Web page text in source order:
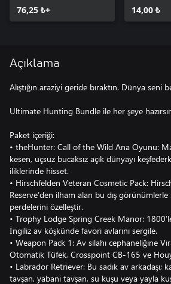
76,25 ₺+
Windows
14,00 ₺
Açıklama
Alıştığın araziyi geride bıraktın. Dünya seni
Ultimate Hunting Bundle ile her şeye
Paket içeriği:
• theHunter: Call of the Wild Ana Oyunu:
kesen, uçsuz bucaksız açık dünyayı
iliklerinde hisset.
• Hirschfelden Veteran Cosmetic Pack:
Reserve’den ilham alan bu dış görünümlerle
perdelerini özelleştir.
• Trophy Lodge Spring Creek Manor:
İngiliz av köşkünde favori avlarını sergile.
• Weapon Pack 1: Av silahı cephaneliğine
Otomatik Tüfek, Crosspoint CB-165 ve
• Labrador Retriever: Bu sadık av arkadaşı;
tavşan, yabani tavşan, su kuşu veya yayla